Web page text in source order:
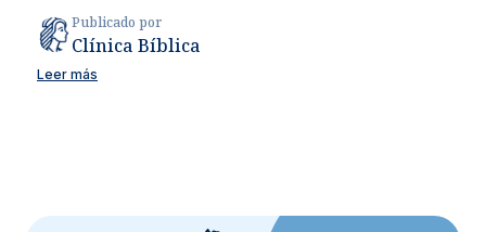
Publicado por
Clínica Bíblica
Leer más